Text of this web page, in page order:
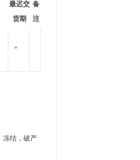
最迟交
货期
备
注
*
冻结，破产